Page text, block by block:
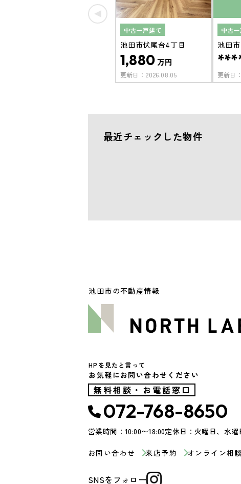
中古一戸建て
池田市伏尾台4丁目
1,880万円
更新日： 2026.08.05
中古
池田
更新日：
最近チェックした物件
池田市の不動産情報
HPを見たと言って
お気軽にお問い合わせください
無料相談・お電話窓口
072-768-8650
営業時間：10:00〜18:00定休日：火曜日、水曜
お問い合わせ 来店予約 オンライン相談
SNSをフォロー